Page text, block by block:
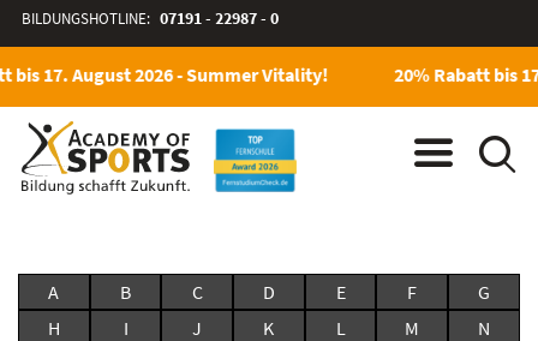
BILDUNGSHOTLINE: 07191 - 22987 - 0
bis 17. August 2026 - Summer Vitality! 20% Rabatt bis
A B C D E F
G
H
I J K L M
N